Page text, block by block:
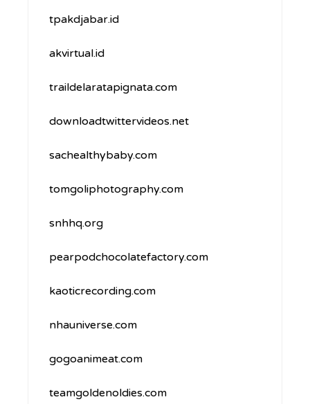
tpakdjabar.id
akvirtual.id
traildelaratapignata.com
downloadtwittervideos.net
sachealthybaby.com
tomgoliphotography.com
snhhq.org
pearpodchocolatefactory.com
kaoticrecording.com
nhauniverse.com
gogoanimeat.com
teamgoldenoldies.com